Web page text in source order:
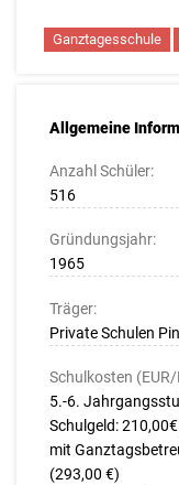
Ganztagesschule
Allgemeine
Anzahl Schüler:
516
Gründungsjahr:
1965
Träger:
Private Schulen
Schulkosten
5.-6.
Schulgeld:
mit
(293,00 €)